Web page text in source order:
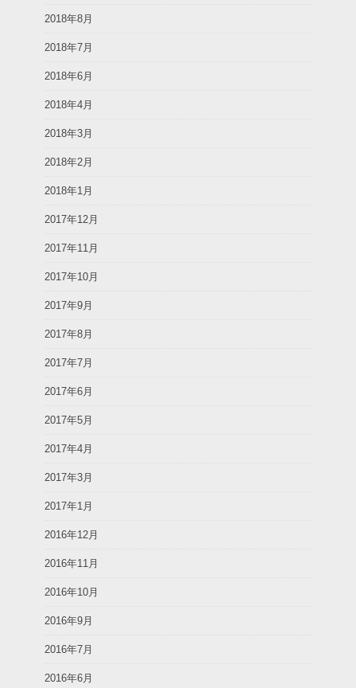
2018年8月
2018年7月
2018年6月
2018年4月
2018年3月
2018年2月
2018年1月
2017年12月
2017年11月
2017年10月
2017年9月
2017年8月
2017年7月
2017年6月
2017年5月
2017年4月
2017年3月
2017年1月
2016年12月
2016年11月
2016年10月
2016年9月
2016年7月
2016年6月